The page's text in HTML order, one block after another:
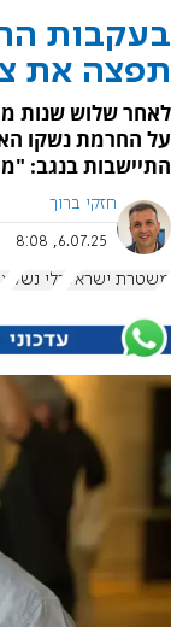
בעקבות
תפצה את
לאחר שלוש שנות
על החרמת נשקו
התיישבות בנגב:
חזקי ברוך
6.07.25, 8:08
משטרת ישראל כלי נשק